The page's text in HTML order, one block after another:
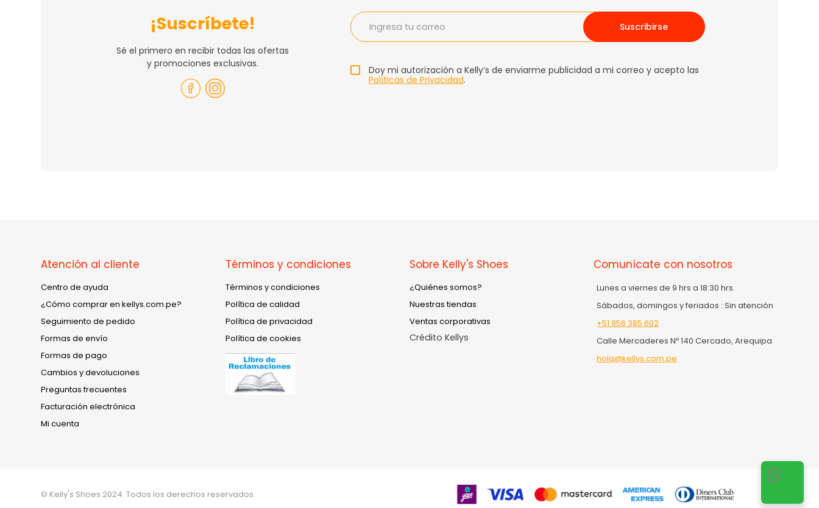
¡Suscríbete!
Sé el primero en recibir todas las ofertas
y promociones exclusivas.
Suscribirse
Doy mi autorización a Kelly’s de enviarme publicidad a mi correo y acepto las
Políticas de Privacidad.
Atención al cliente
Centro de ayuda
¿Cómo comprar en kellys.com.pe?
Seguimiento de pedido
Formas de envío
Formas de pago
Cambios y devoluciones
Preguntas frecuentes
Facturación electrónica
Mi cuenta
Términos y condiciones
Términos y condiciones
Política de calidad
Política de privacidad
Política de cookies
Sobre Kelly's Shoes
¿Quiénes somos?
Nuestras tiendas
Ventas corporativas
Crédito Kellys
Comunícate con nosotros
Lunes a viernes de 9 hrs a 18:30 hrs.
Sábados, domingos y feriados : Sin atención
+51 956 385 602
Calle Mercaderes Nº 140 Cercado, Arequipa
hola@kellys.com.pe
© Kelly's Shoes 2024. Todos los derechos reservados.